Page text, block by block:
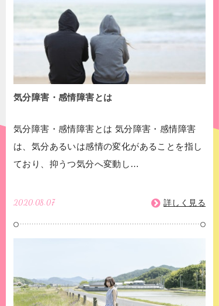
気分障害・感情障害とは
気分障害・感情障害とは 気分障害・感情障害
は、気分あるいは感情の変化があることを指し
ており、抑うつ気分へ変動し…
2020.08.07 詳しく見る